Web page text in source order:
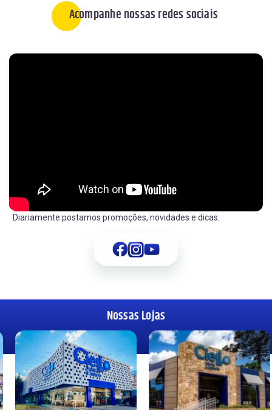
Acompanhe nossas redes sociais
Diariamente postamos promoções, novidades e dicas.
Nossas Lojas